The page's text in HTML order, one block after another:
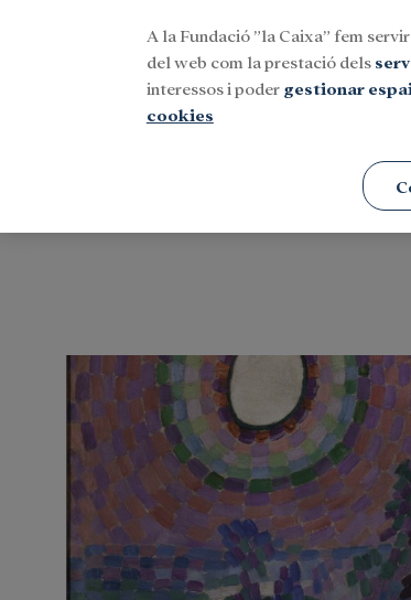
A la Fundació ”la Caixa” fem
del web com la prestació dels
interessos i poder gestionar
cookies